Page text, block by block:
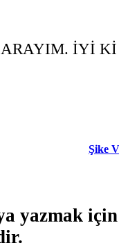
İYİ
Şike
yazmak